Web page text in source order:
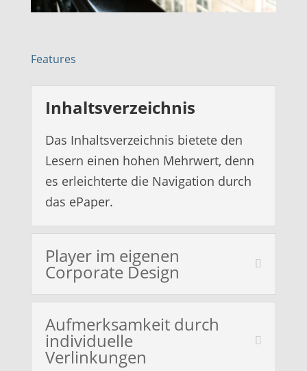
Features
Inhaltsverzeichnis
Das Inhaltsverzeichnis bietete den
Lesern einen hohen Mehrwert, denn
es erleichterte die Navigation durch
das ePaper.
Player im eigenen
Corporate Design
Aufmerksamkeit durch
individuelle
Verlinkungen